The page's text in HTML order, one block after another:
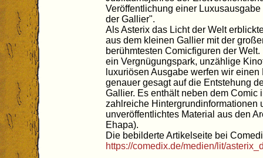
Veröffentlichung einer
der Gallier".
Als Asterix das Licht der Welt
aus dem kleinen Gallier mit der
berühmtesten Comicfiguren der
ein Vergnügungspark, unzählige
luxuriösen Ausgabe werfen wir
genauer gesagt auf die Entstehung
Gallier. Es enthält neben dem Comic
zahlreiche Hintergrundinformationen
unveröffentlichtes Material aus den
Ehapa).
Die bebilderte Artikelseite bei
https://comedix.de/medien/lit/